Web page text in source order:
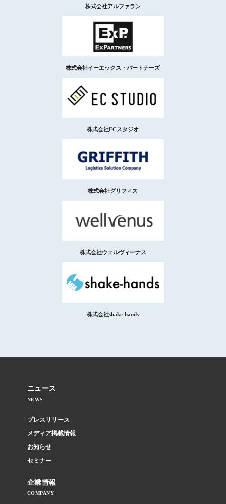
株式会社アルファラン
株式会社イーエックス・パートナーズ
株式会社ECスタジオ
株式会社グリフィス
株式会社ウェルヴィーナス
株式会社shake-hands
ニュース
NEWS
プレスリリース
メディア掲載情報
お知らせ
セミナー
企業情報
COMPANY